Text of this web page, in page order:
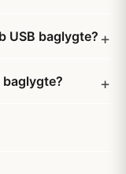
USB baglygte?
baglygte?